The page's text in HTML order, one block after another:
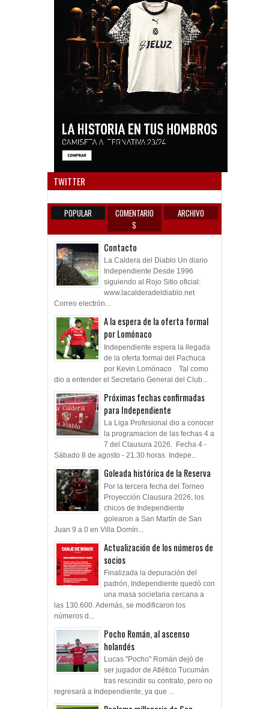
TWITTER
POPULAR
COMENTARIO
S
ARCHIVO
Contacto
La Caldera del Diablo Un diario
Independiente Desde 1996
siguiendo al Rojo Sitio oficial:
www.lacalderadeldiablo.net
Correo electrón...
A la espera de la oferta formal
por Lomónaco
Independiente espera la llegada
de la oferta formal del Pachuca
por Kevin Lomónaco . Tal como
dio a entender el Secretario General del Club...
Próximas fechas confirmadas
para Independiente
La Liga Profesional dio a conocer
la programacion de las fechas 4 a
7 del Clausura 2026. Fecha 4 -
Sábado 8 de agosto - 21.30 horas Indepe...
Goleada histórica de la Reserva
Por la tercera fecha del Torneo
Proyección Clausura 2026, los
chicos de Independiente
golearon a San Martín de San
Juan 9 a 0 en Villa Domín...
Actualización de los números de
socios
Finalizada la depuración del
padrón, Independiente quedó con
una masa societaria cercana a
las 130.600. Además, se modificaron los
números d...
Pocho Román, al ascenso
holandés
Lucas "Pocho" Román dejó de
ser jugador de Atlético Tucumán
tras rescindir su contrato, pero no
regresará a Independiente, ya que ...